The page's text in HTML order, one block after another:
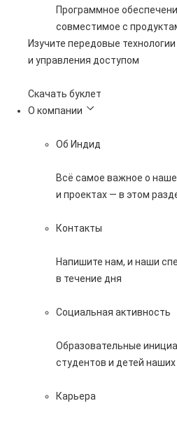
Программное
совместимое с
Изучите передовые
и управления доступом
Скачать буклет
О компании
Об Индид
Всё самое важное о
и проектах — в этом
Контакты
Напишите нам, и наши
в течение дня
Социальная активность
Образовательные
студентов и детей
Карьера